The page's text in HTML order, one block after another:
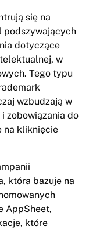
się na
podszywających
dotyczące
w
Tego typu
wzbudzają w
zobowiązania do
na kliknięcie
która bazuje na
AppSheet,
które